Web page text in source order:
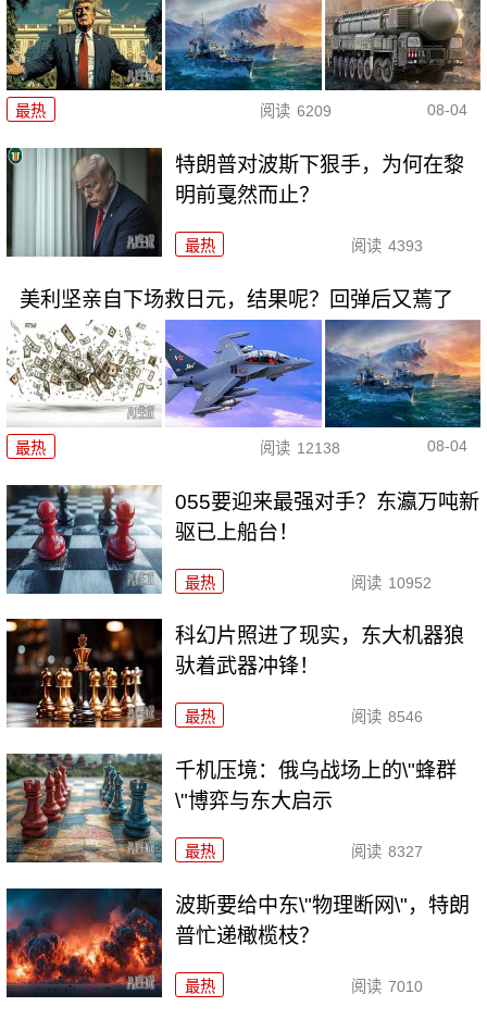
最热 阅读 6209 08-04
特朗普对波斯下狠手，为何在黎
明前戛然而止？
最热 阅读 4393
美利坚亲自下场救日元，结果呢？回弹后又蔫了
最热 阅读 12138 08-04
055要迎来最强对手？东瀛万吨新
驱已上船台！
最热 阅读 10952
科幻片照进了现实，东大机器狼
驮着武器冲锋！
最热 阅读 8546
千机压境：俄乌战场上的\"蜂群
\"博弈与东大启示
最热 阅读 8327
波斯要给中东\"物理断网\"，特朗
普忙递橄榄枝？
最热 阅读 7010